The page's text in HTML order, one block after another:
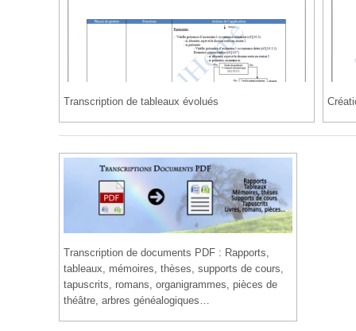
Transcription de tableaux évolués
Transcription de documents PDF : Rapports,
tableaux, mémoires, thèses, supports de cours,
tapuscrits, romans, organigrammes, pièces de
théâtre, arbres généalogiques…